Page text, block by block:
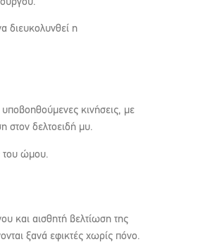
διευκολυνθεί η
υποβοηθούμενες κινήσεις, με
στον δελτοειδή μυ.
του ώμου.
και αισθητή βελτίωση της
ξανά εφικτές χωρίς πόνο.